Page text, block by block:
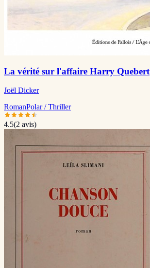
La vérité sur l'affaire Harry Quebert
Joël Dicker
RomanPolar / Thriller
4.5(2 avis)